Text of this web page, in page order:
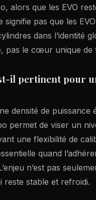
alors que les EVO
pas que les
dans l’identité
pas le cœur unique
il pertinent pour
densité de puissance
permet de viser un
une flexibilité de
quand
n’est pas
reste stable et refroidi.